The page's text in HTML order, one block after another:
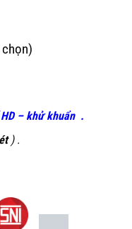
– khử khuẩn .
) .